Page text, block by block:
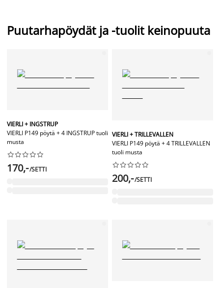
Puutarhapöydät ja -tuolit keinopuuta
VIERLI + INGSTRUP
VIERLI P149 pöytä + 4 INGSTRUP tuoli
musta






170,-/SETTI
VIERLI + TRILLEVALLEN
VIERLI P149 pöytä + 4 TRILLEVALLEN
tuoli musta






200,-/SETTI